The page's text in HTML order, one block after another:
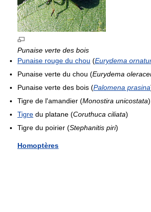
Punaise verte des bois
Punaise rouge du chou (Eurydema
Punaise verte du chou (Eurydema
Punaise verte des bois (Palomena prasina
Tigre de l'amandier (Monostira unicostata)
Tigre du platane (Coruthuca ciliata)
Tigre du poirier (Stephanitis piri)
Homoptères